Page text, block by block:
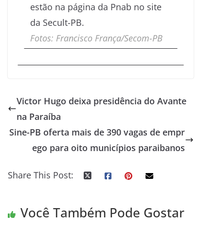
estão na página da Pnab no site
da Secult-PB.
Fotos: Francisco França/Secom-PB
Victor Hugo deixa presidência do Avante
na Paraíba
Sine-PB oferta mais de 390 vagas de empr
ego para oito municípios paraibanos
Share This Post:
Você Também Pode Gostar